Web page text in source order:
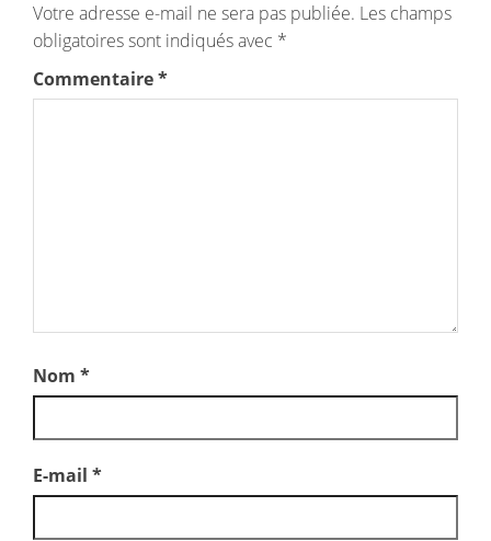
Votre adresse e-mail ne sera pas publiée. Les champs
obligatoires sont indiqués avec *
Commentaire*
Nom *
E-mail *